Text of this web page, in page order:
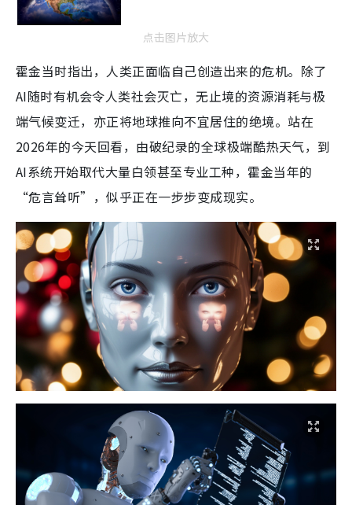
点击图片放大
霍金当时指出，人类正面临自己创造出来的危机。除了
AI随时有机会令人类社会灭亡，无止境的资源消耗与极
端气候变迁，亦正将地球推向不宜居住的绝境。站在
2026年的今天回看，由破纪录的全球极端酷热天气，到
AI系统开始取代大量白领甚至专业工种，霍金当年的
“危言耸听”，似乎正在一步步变成现实。